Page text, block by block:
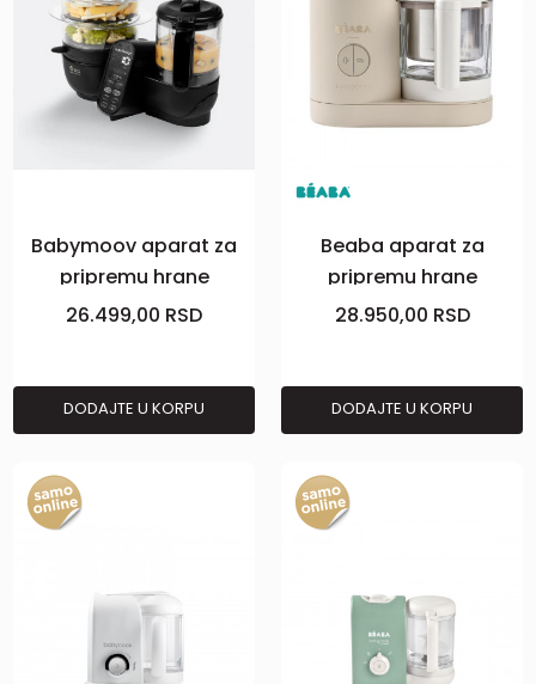
Babymoov aparat za
pripremu hrane
Nutribaby crni
26.499,00 RSD
DODAJTE U KORPU
Beaba aparat za
pripremu hrane
Babycook Neo, clay
28.950,00 RSD
DODAJTE U KORPU